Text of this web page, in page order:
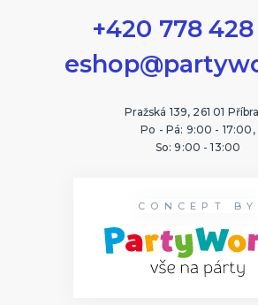
+420 778
Pražská 139, 261 01
Po - Pá: 9:00 - 17:00,
So: 9:00 - 13:00
CONCEPT BY